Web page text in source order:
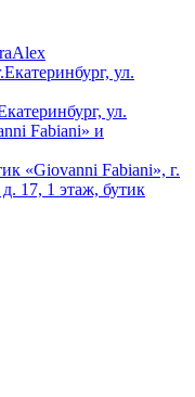
ул.
ул.
Fabiani» и
«Giovanni Fabiani», г.
17, 1 этаж, бутик